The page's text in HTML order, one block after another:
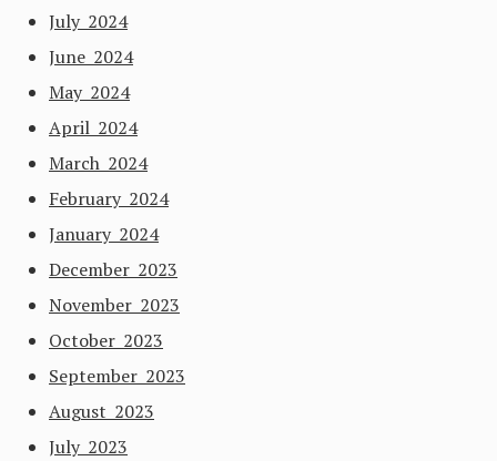
July 2024
June 2024
May 2024
April 2024
March 2024
February 2024
January 2024
December 2023
November 2023
October 2023
September 2023
August 2023
July 2023